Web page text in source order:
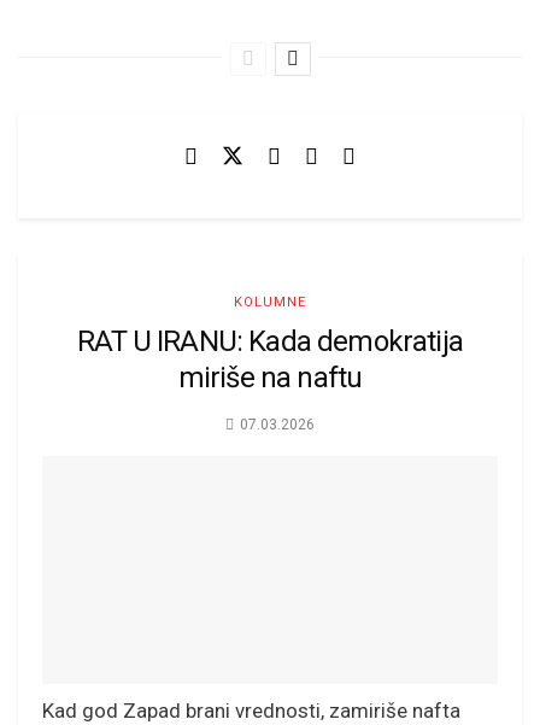
KOLUMNE
RAT U IRANU: Kada demokratija
miriše na naftu
07.03.2026
Kad god Zapad brani vrednosti, zamiriše nafta